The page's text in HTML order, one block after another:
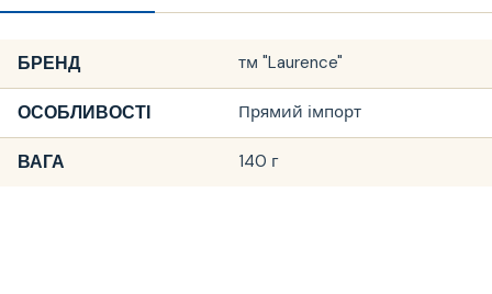
БРЕНД тм "Laurence"
ОСОБЛИВОСТІ Прямий імпорт
ВАГА 140 г